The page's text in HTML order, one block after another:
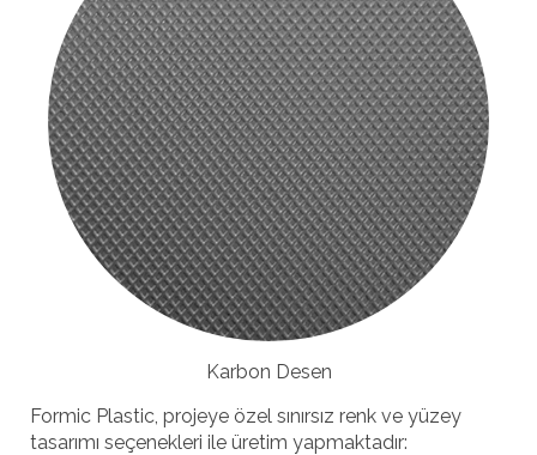
Karbon Desen
Formic Plastic, projeye özel sınırsız renk ve yüzey
tasarımı seçenekleri ile üretim yapmaktadır: